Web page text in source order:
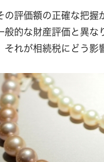
の評価額の正確な把握
般的な財産評価と異
れが相続税にどう影